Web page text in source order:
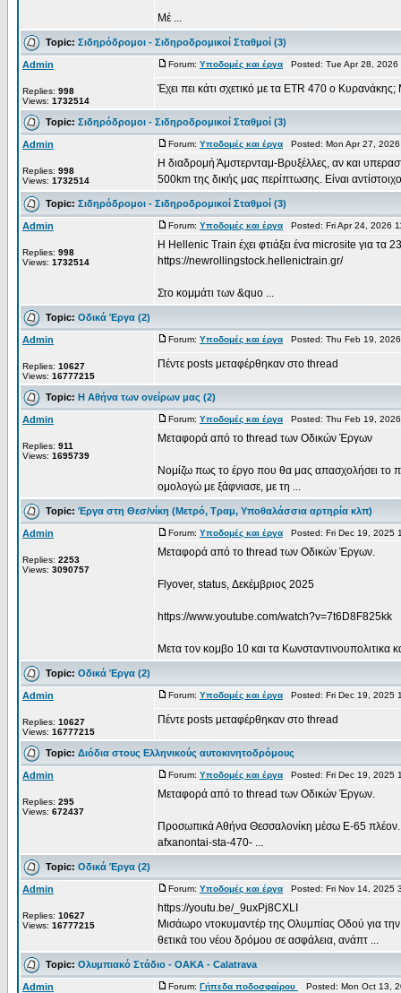
Μέ ...
Topic: Σιδηρόδρομοι - Σιδηροδρομικοί Σταθμοί (3)
Admin
Replies: 998
Views: 1732514
Forum: Υποδομές και έργα Posted: Tue Apr 28,
Έχει πει κάτι σχετικό με τα ETR 470 ο
Topic: Σιδηρόδρομοι - Σιδηροδρομικοί Σταθμοί (3)
Admin
Replies: 998
Views: 1732514
Forum: Υποδομές και έργα Posted: Mon Apr 27,
Η διαδρομή Άμστερνταμ-Βρυξέλλες, αν και
500km της δικής μας περίπτωσης. Είναι
Topic: Σιδηρόδρομοι - Σιδηροδρομικοί Σταθμοί (3)
Admin
Replies: 998
Views: 1732514
Forum: Υποδομές και έργα Posted: Fri Apr 24, 2026
Η Hellenic Train έχει φτιάξει ένα microsite για τα
https://newrollingstock.hellenictrain.gr/
Στο κομμάτι των &quo ...
Topic: Οδικά Έργα (2)
Admin
Replies: 10627
Views: 16777215
Forum: Υποδομές και έργα Posted: Thu Feb 19,
Πέντε posts μεταφέρθηκαν στο thread
Topic: Η Αθήνα των ονείρων μας (2)
Admin
Replies: 911
Views: 1695739
Forum: Υποδομές και έργα Posted: Thu Feb 19,
Μεταφορά από το thread των Οδικών Έργων
Νομίζω πως το έργο που θα μας απασχολήσει το
ομολογώ με ξάφνιασε, με τη ...
Topic: Έργα στη Θεσ/νίκη (Μετρό, Τραμ, Υποθαλάσσια αρτηρία κλπ)
Admin
Replies: 2253
Views: 3090757
Forum: Υποδομές και έργα Posted: Fri Dec 19,
Μεταφορά από το thread των Οδικών Έργων.
Flyover, status, Δεκέμβριος 2025
https://www.youtube.com/watch?v=7t6D8F825kk
Μετα τον κομβο 10 και τα Κωνσταντινουπολιτικα
Topic: Οδικά Έργα (2)
Admin
Replies: 10627
Views: 16777215
Forum: Υποδομές και έργα Posted: Fri Dec 19,
Πέντε posts μεταφέρθηκαν στο thread
Topic: Διόδια στους Ελληνικούς αυτοκινητοδρόμους
Admin
Replies: 295
Views: 672437
Forum: Υποδομές και έργα Posted: Fri Dec 19,
Μεταφορά από το thread των Οδικών Έργων.
Προσωπικά Αθήνα Θεσσαλονίκη μέσω Ε-65
afxanontai-sta-470- ...
Topic: Οδικά Έργα (2)
Admin
Replies: 10627
Views: 16777215
Forum: Υποδομές και έργα Posted: Fri Nov 14,
https://youtu.be/_9uxPj8CXLI
Μισάωρο ντοκυμαντέρ της Ολυμπίας Οδού για
θετικά του νέου δρόμου σε ασφάλεια, ανάπτ ...
Topic: Ολυμπιακό Στάδιο - OAKA - Calatrava
Admin Forum: Γήπεδα ποδοσφαίρου Posted: Mon Oct 13,